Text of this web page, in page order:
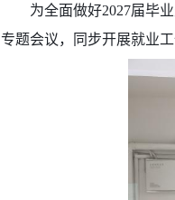
为全面做好2027届毕
专题会议，同步开展就业